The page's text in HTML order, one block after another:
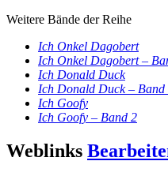
Weitere Bände der Reihe
Ich Onkel Dagobert
Ich Onkel Dagobert –
Ich Donald Duck
Ich Donald Duck – Band
Ich Goofy
Ich Goofy – Band 2
Weblinks